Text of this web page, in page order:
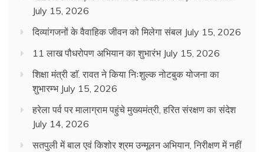
July 15, 2026
दिव्यांगजनों के वैवाहिक जीवन को मिलेगा संबल July 15, 2026
11 लाख पौधरोपण अभियान का शुभारंभ July 15, 2026
शिक्षा मंत्री डाॅ. रावत ने किया निःशुल्क नोटबुक योजना का
शुभारम्भ July 15, 2026
हरेला पर्व पर मालाग्राम पहुंचे मुख्यमंत्री, हरित संरक्षण का संदेश
July 14, 2026
सतपुली में बाल एवं किशोर श्रम उन्मूलन अभियान, निरीक्षण में नहीं